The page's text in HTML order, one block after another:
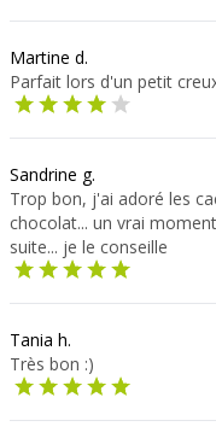
Martine d.
Parfait lors d'un petit
Sandrine g.
Trop bon, j'ai adoré les
chocolat... un vrai
suite... je le conseille
Tania h.
Très bon :)